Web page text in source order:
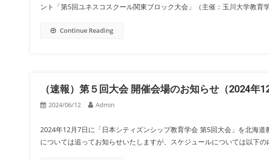
ント「第5回ユネスコスクール関東ブロック大会」（主催：玉川大学教
Continue Reading
（速報）第５回大会 開催会場のお知らせ（2024年
2024/06/12 Admin
2024年12月7日に「日本シティズンシップ教育学会 第5回大会」を北海
については追ってお知らせいたしますが、スケジュールについては以下